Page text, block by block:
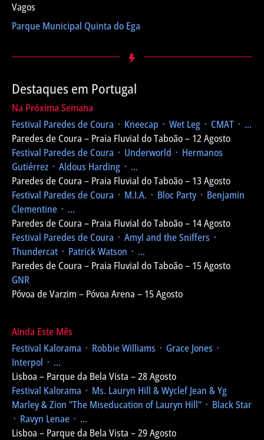
Vagos
Parque Municipal Quinta do Ega
Destaques em Portugal
Na Próxima Semana
Festival Paredes de Coura ᛫ Kneecap ᛫ Wet Leg ᛫ CMAT ᛫ ...
Paredes de Coura – Praia Fluvial do Taboão – 12 Agosto
Festival Paredes de Coura ᛫ Underworld ᛫ Hermanos
Gutiérrez ᛫ Aldous Harding ᛫ ...
Paredes de Coura – Praia Fluvial do Taboão – 13 Agosto
Festival Paredes de Coura ᛫ M.I.A. ᛫ Bloc Party ᛫ Benjamin
Clementine ᛫ ...
Paredes de Coura – Praia Fluvial do Taboão – 14 Agosto
Festival Paredes de Coura ᛫ Amyl and the Sniffers ᛫
Thundercat ᛫ Patrick Watson ᛫ ...
Paredes de Coura – Praia Fluvial do Taboão – 15 Agosto
GNR
Póvoa de Varzim – Póvoa Arena – 15 Agosto
Ainda Este Mês
Festival Kalorama ᛫ Robbie Williams ᛫ Grace Jones ᛫
Interpol ᛫ ...
Lisboa – Parque da Bela Vista – 28 Agosto
Festival Kalorama ᛫ Ms. Lauryn Hill & Wyclef Jean & Yg
Marley & Zion "The Miseducation of Lauryn Hill" ᛫ Black Star
᛫ Ravyn Lenae ᛫ ...
Lisboa – Parque da Bela Vista – 29 Agosto